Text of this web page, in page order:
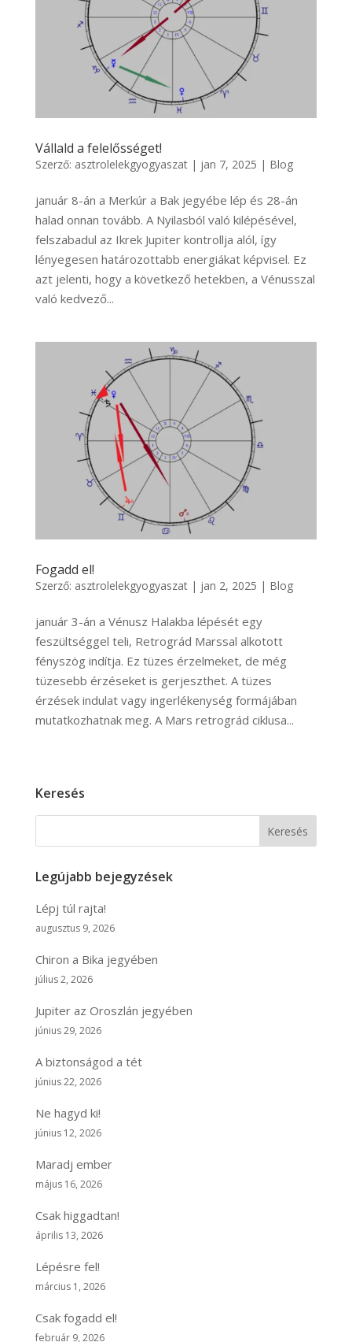
Vállald a felelősséget!
Szerző: asztrolelekgyogyaszat| jan 7, 2025 | Blog
január 8-án a Merkúr a Bak jegyébe lép és 28-án
halad onnan tovább. A Nyilasból való kilépésével,
felszabadul az Ikrek Jupiter kontrollja alól, így
lényegesen határozottabb energiákat képvisel. Ez
azt jelenti, hogy a következő hetekben, a Vénusszal
való kedvező...
Fogadd el!
Szerző: asztrolelekgyogyaszat| jan 2, 2025 | Blog
január 3-án a Vénusz Halakba lépését egy
feszültséggel teli, Retrográd Marssal alkotott
fényszög indítja. Ez tüzes érzelmeket, de még
tüzesebb érzéseket is gerjeszthet. A tüzes
érzések indulat vagy ingerlékenység formájában
mutatkozhatnak meg. A Mars retrográd ciklusa...
Keresés
Keresés
Legújabb bejegyzések
Lépj túl rajta!
augusztus 9, 2026
Chiron a Bika jegyében
július 2, 2026
Jupiter az Oroszlán jegyében
június 29, 2026
A biztonságod a tét
június 22, 2026
Ne hagyd ki!
június 12, 2026
Maradj ember
május 16, 2026
Csak higgadtan!
április 13, 2026
Lépésre fel!
március 1, 2026
Csak fogadd el!
február 9, 2026